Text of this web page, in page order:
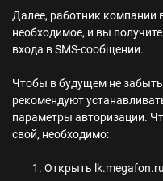
Далее, работник компании
необходимое, и вы
входа в SMS-сообщении.
Чтобы в будущем не
рекомендуют
параметры авторизации.
свой, необходимо:
Открыть